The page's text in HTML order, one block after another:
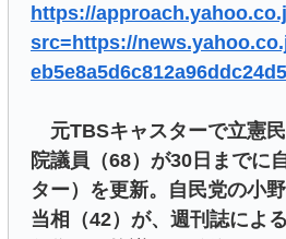
https://
src=https://
元TBSキャスターで立憲
院議員（68）が30日までに
ター）を更新。自民党の小
当相（42）が、週刊誌によ